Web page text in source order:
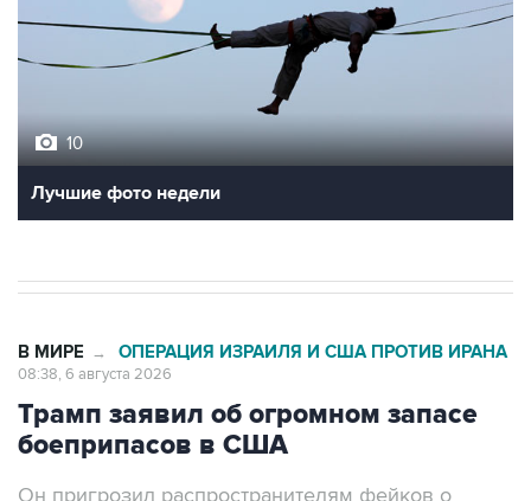
10
Лучшие фото недели
В МИРЕ → ОПЕРАЦИЯ ИЗРАИЛЯ И США ПРОТИВ ИРАНА
08:38, 6 августа 2026
Трамп заявил об огромном запасе
боеприпасов в США
Он пригрозил распространителям фейков о